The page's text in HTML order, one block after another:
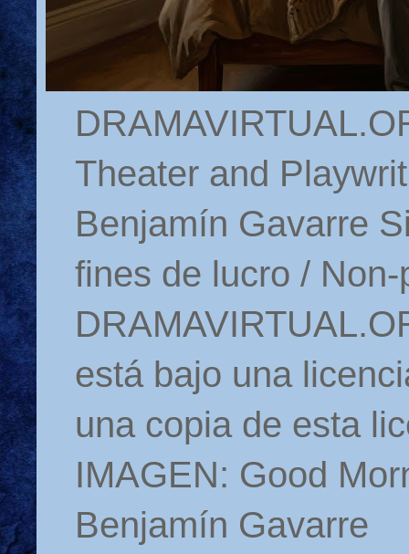
Theater and
Benjamín Gavarre
fines de lucro /
está bajo una
una copia de esta
IMAGEN: Good
Benjamín Gavarre